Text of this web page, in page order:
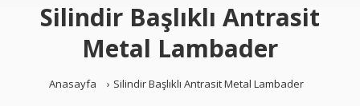
Silindir Başlıklı Antrasit
Metal Lambader
Anasayfa Silindir Başlıklı Antrasit Metal Lambader